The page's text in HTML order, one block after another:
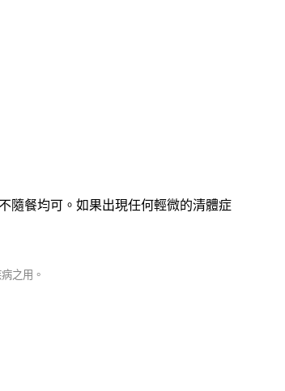
隨餐均可。如果出現任何輕微的清體症
之用。